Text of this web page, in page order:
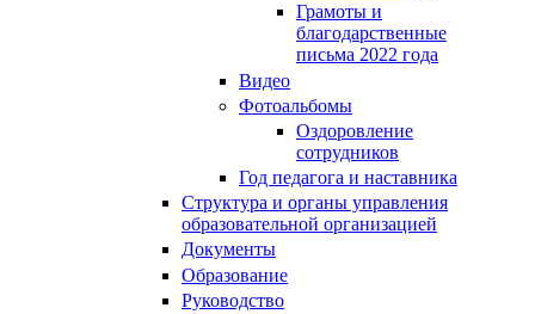
Грамоты и
благодарственные
письма 2022 года
Видео
Фотоальбомы
Оздоровление
сотрудников
Год педагога и наставника
Структура и органы управления
образовательной организацией
Документы
Образование
Руководство